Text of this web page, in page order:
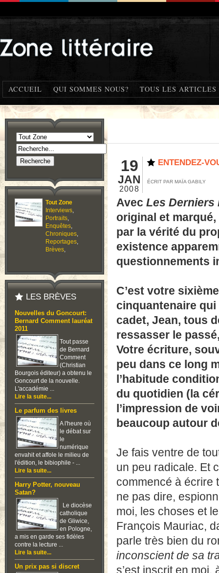
ACCUEIL QUI SOMMES NOUS? TOUS LES ARTICLES
Tout Zone
Interviews,
Portraits,
Enquêtes,
Chroniques,
Reportages,
Brèves,
LES BRÈVES
Nouvelles du Goncourt:
Bernard Comment lauréat
2011
Tout passe
de Bernard
Comment
(Christian
Bourgois éditeur) a obtenu le
Goncourt de la nouvelle.
L'accadémie ...
Lire la suite...
Le parfum des livres
A l'heure où
le débat sur
le
numérique
envahit et affole le milieu de
l'édition, le bibiophile - ...
Lire la suite...
Harry Potter, nouveau
Satan?
Le diocèse
catholique
de Gliwice,
en Pologne,
a mis en garde ses fidèles
contre la lecture ...
Lire la suite...
Un prix pas si discret
19
JAN
2008
ENTENDEZ-
ÉCRIT PAR MAÏA GABILY
Avec Les Derniers
original et
par la vérité du
existence
questionnements
C’est votre
cinquantenaire
cadet, Jean, tous
ressasser le
Votre écriture,
peu dans ce long
l’habitude
du quotidien (la
l’impression de
beaucoup autour
Je fais ventre de
un peu radicale. Et
commencé à écrire
ne pas dire,
moi, les choses et
François Mauriac,
parle très bien du
inconscient de sa
s’est inscrit en